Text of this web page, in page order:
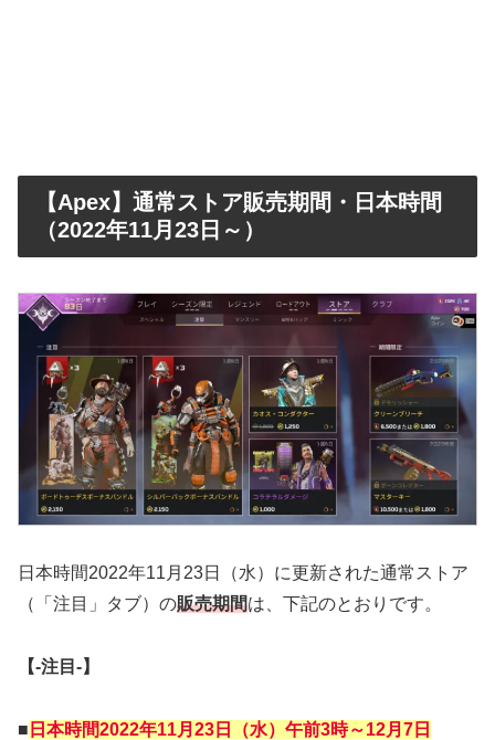
【Apex】通常ストア販売期間・日本時間
（2022年11月23日～）
日本時間2022年11月23日（水）に更新された通常ストア
（「注目」タブ）の販売期間は、下記のとおりです。
【‐注目‐】
■ 日本時間2022年11月23日（水）午前3時～12月7日